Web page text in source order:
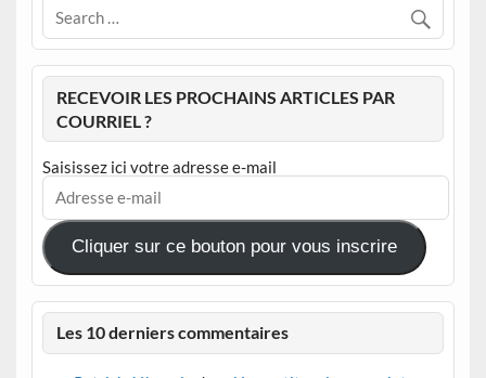
RECEVOIR LES PROCHAINS ARTICLES PAR
COURRIEL ?
Saisissez ici votre adresse e-mail
Adresse
mail
Cliquer sur ce bouton pour vous inscrire
Les 10 derniers commentaires